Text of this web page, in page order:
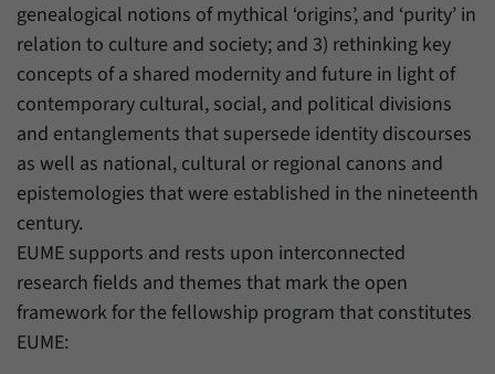
genealogical notions of mythical ‘origins’, and ‘purity’ in
relation to culture and society; and 3) rethinking key
concepts of a shared modernity and future in light of
contemporary cultural, social, and political divisions
and entanglements that supersede identity discourses
as well as national, cultural or regional canons and
epistemologies that were established in the nineteenth
century.
EUME supports and rests upon interconnected
research fields and themes that mark the open
framework for the fellowship program that constitutes
EUME: